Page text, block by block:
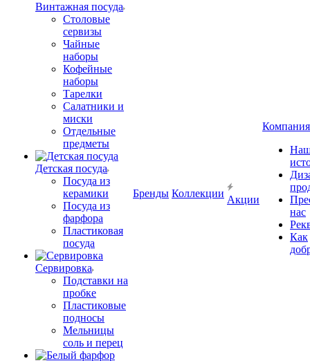
Винтажная посуда
Столовые
сервизы
Чайные
наборы
Кофейные
наборы
Тарелки
Салатники и
миски
Отдельные
предметы
Детская посуда
Посуда из
керамики
Посуда из
фарфора
Пластиковая
посуда
Сервировка
Подставки на
пробке
Пластиковые
подносы
Мельницы
соль и перец
Бренды Коллекции
Акции
Компания
нас
Как